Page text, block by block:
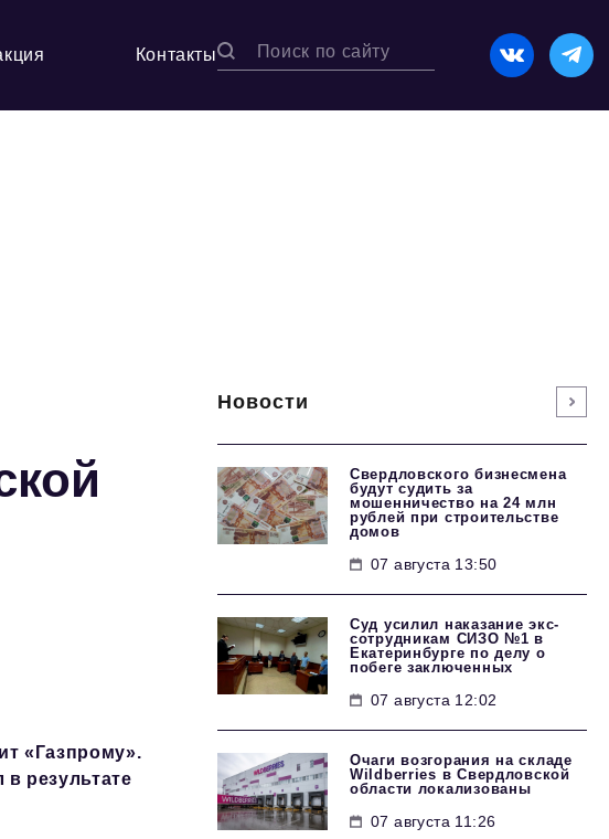
Контакты
«Газпрому».
результате
Новости
Свердловского бизнесмена
будут судить за
мошенничество на 24 млн
рублей при строительстве
домов
07 августа 13:50
Суд усилил наказание экс-
сотрудникам СИЗО №1 в
Екатеринбурге по делу о
побеге заключенных
07 августа 12:02
Очаги возгорания на складе
Wildberries в Свердловской
области локализованы
07 августа 11:26